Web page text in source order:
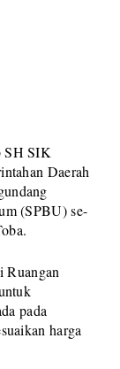
SH SIK
Daerah
(SPBU) se-
Ruangan
pada
harga